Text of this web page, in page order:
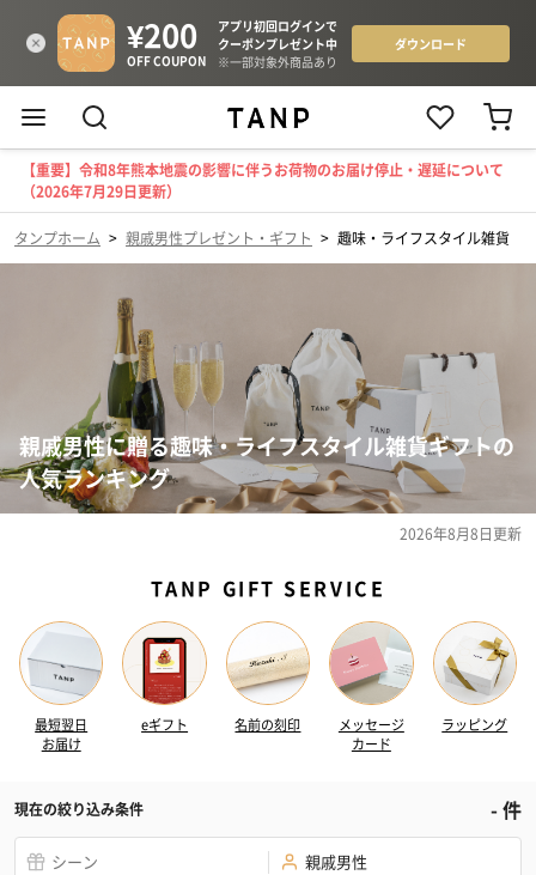
【重要】令和8年熊本地震の影響に伴うお荷物のお届け停止・遅延について
（2026年7月29日更新）
タンプホーム > 親戚男性プレゼント・ギフト > 趣味・ライフスタイル雑貨
親戚男性に贈る趣味・ライフスタイル雑貨ギフトの
人気ランキング
2026年8月8日更新
TANP GIFT SERVICE
最短翌日
お届け
eギフト 名前の刻印
メッセージ
カード
ラッピング
現在の絞り込み条件 -件
シーン 親戚男性